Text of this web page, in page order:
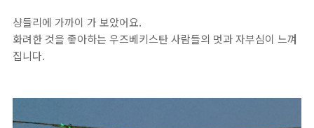
샹들리에 가까이 가 보았어요.
화려한 것을 좋아하는 우즈베키스탄 사람들의 멋과 자부심이 느껴
집니다.